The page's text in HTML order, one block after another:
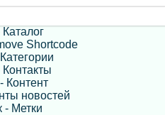
Каталог
Shortcode
Контакты
Контент
новостей
- Метки